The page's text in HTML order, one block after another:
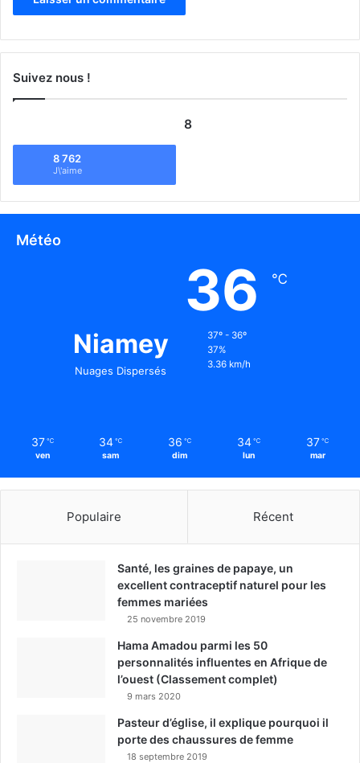
Suivez nous !
8
8 762
J\'aime
Météo
Niamey
Nuages Dispersés
36 ℃
37º - 36º
37%
3.36 km/h
37 ℃
ven
34 ℃
sam
36 ℃
dim
34 ℃
lun
37 ℃
mar
Populaire Récent
Santé, les graines de papaye, un
excellent contraceptif naturel pour les
femmes mariées
25 novembre 2019
Hama Amadou parmi les 50
personnalités influentes en Afrique de
l’ouest (Classement complet)
9 mars 2020
Pasteur d’église, il explique pourquoi il
porte des chaussures de femme
18 septembre 2019